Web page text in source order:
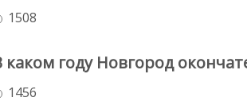
1508
каком году Новгород
1456